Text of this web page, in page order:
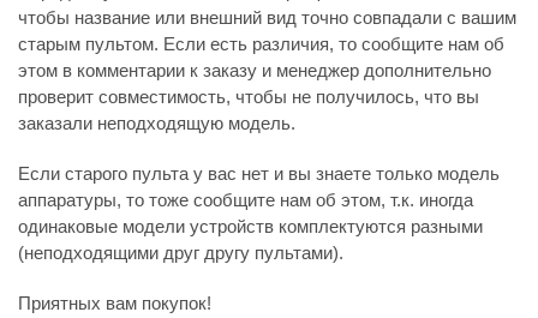
чтобы название или внешний вид точно совпадали с вашим
старым пультом. Если есть различия, то сообщите нам об
этом в комментарии к заказу и менеджер дополнительно
проверит совместимость, чтобы не получилось, что вы
заказали неподходящую модель.
Если старого пульта у вас нет и вы знаете только модель
аппаратуры, то тоже сообщите нам об этом, т.к. иногда
одинаковые модели устройств комплектуются разными
(неподходящими друг другу пультами).
Приятных вам покупок!